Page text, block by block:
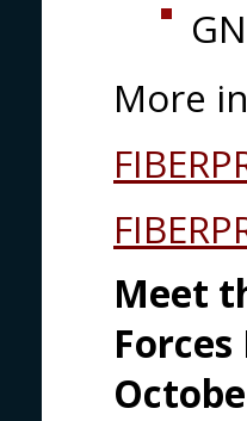
More
Meet